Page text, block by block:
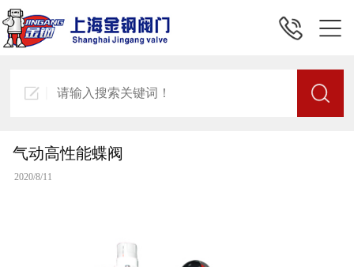
气动高性能蝶阀
2020/8/11